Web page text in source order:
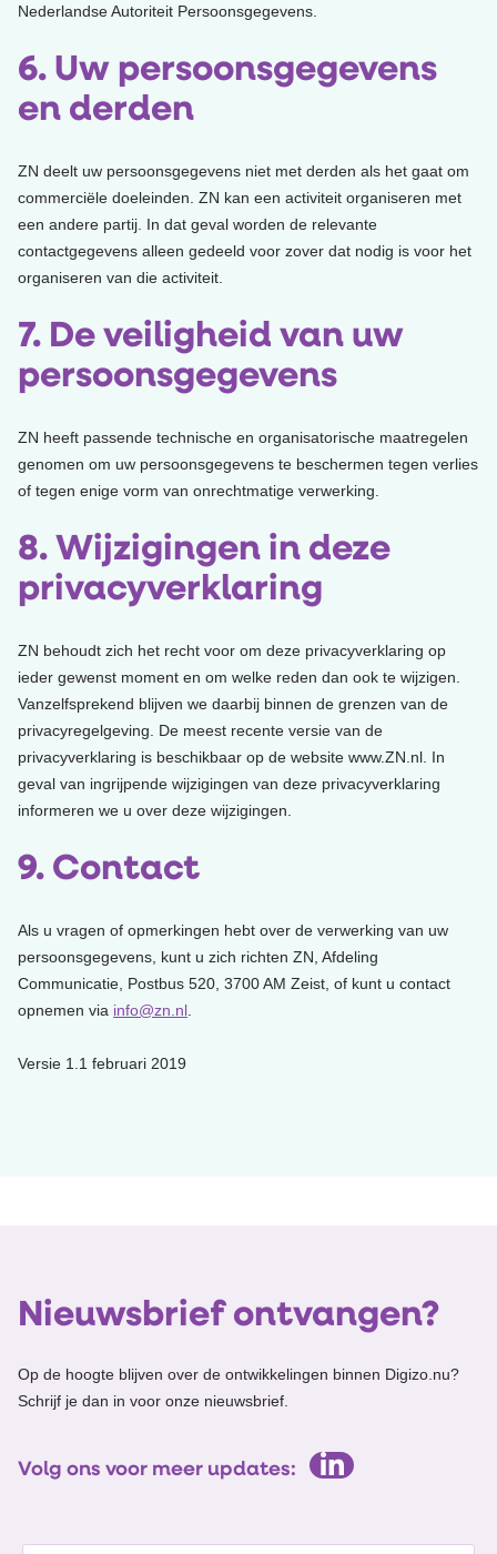
Nederlandse Autoriteit Persoonsgegevens.
6. Uw persoonsgegevens
en derden
ZN deelt uw persoonsgegevens niet met derden als het gaat om
commerciële doeleinden. ZN kan een activiteit organiseren met
een andere partij. In dat geval worden de relevante
contactgegevens alleen gedeeld voor zover dat nodig is voor het
organiseren van die activiteit.
7. De veiligheid van uw
persoonsgegevens
ZN heeft passende technische en organisatorische maatregelen
genomen om uw persoonsgegevens te beschermen tegen verlies
of tegen enige vorm van onrechtmatige verwerking.
8. Wijzigingen in deze
privacyverklaring
ZN behoudt zich het recht voor om deze privacyverklaring op
ieder gewenst moment en om welke reden dan ook te wijzigen.
Vanzelfsprekend blijven we daarbij binnen de grenzen van de
privacyregelgeving. De meest recente versie van de
privacyverklaring is beschikbaar op de website www.ZN.nl. In
geval van ingrijpende wijzigingen van deze privacyverklaring
informeren we u over deze wijzigingen.
9. Contact
Als u vragen of opmerkingen hebt over de verwerking van uw
persoonsgegevens, kunt u zich richten ZN, Afdeling
Communicatie, Postbus 520, 3700 AM Zeist, of kunt u contact
opnemen via info@zn.nl
Versie 1.1 februari 2019
Nieuwsbrief ontvangen?
Op de hoogte blijven over de ontwikkelingen binnen Digizo.nu?
Schrijf je dan in voor onze nieuwsbrief.
Volg ons voor meer updates: